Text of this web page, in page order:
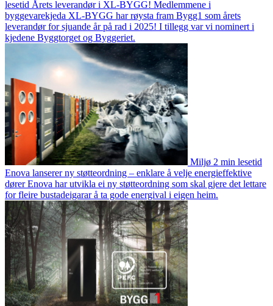
lesetid Årets leverandør i XL-BYGG! Medlemmene i
byggevarekjeda XL-BYGG har røysta fram Bygg1 som årets
leverandør for sjuande år på rad i 2025! I tillegg var vi nominert i
kjedene Byggtorget og Byggeriet.
Miljø 2 min lesetid
Enova lanserer ny støtteordning – enklare å velje energieffektive
dørerEnova har utvikla ei ny støtteordning som skal gjere det lettare
for fleire bustadeigarar å ta gode energival i eigen heim.